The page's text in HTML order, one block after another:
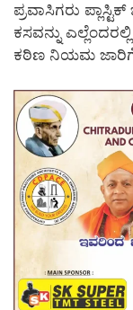
ಪ್ರವಾಸಿಗರು
ಕಸವನ್ನು
ಕಠಿಣ ನಿಯಮ